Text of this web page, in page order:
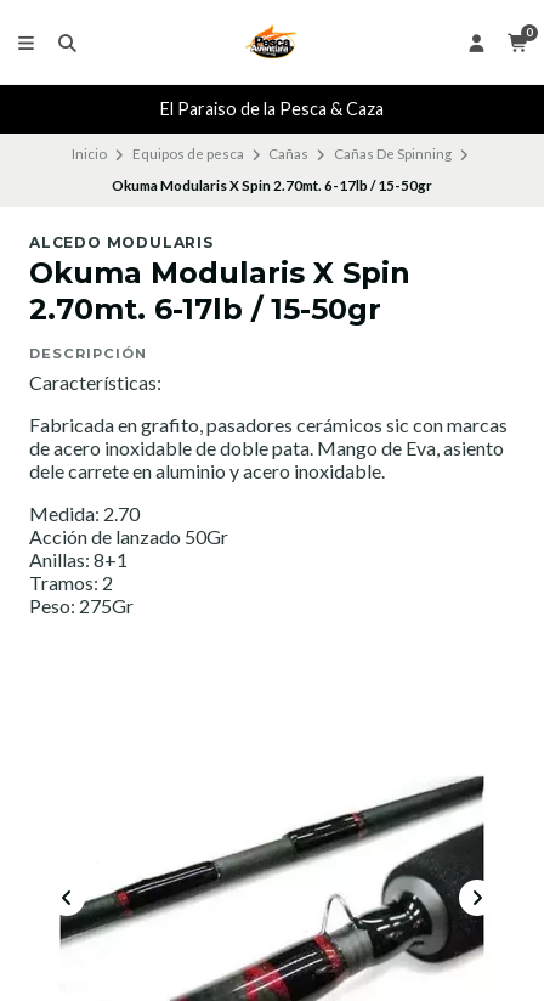
0
El Paraiso de la Pesca & Caza
Inicio Equipos de pesca Cañas
Cañas De Spinning
Okuma Modularis X Spin 2.70mt. 6-17lb / 15-50gr
ALCEDO MODULARIS
Okuma Modularis X Spin
2.70mt. 6-17lb / 15-50gr
DESCRIPCIÓN
Características:
Fabricada en grafito, pasadores cerámicos sic con marcas
de acero inoxidable de doble pata. Mango de Eva, asiento
dele carrete en aluminio y acero inoxidable.
Medida: 2.70
Acción de lanzado 50Gr
Anillas: 8+1
Tramos: 2
Peso: 275Gr